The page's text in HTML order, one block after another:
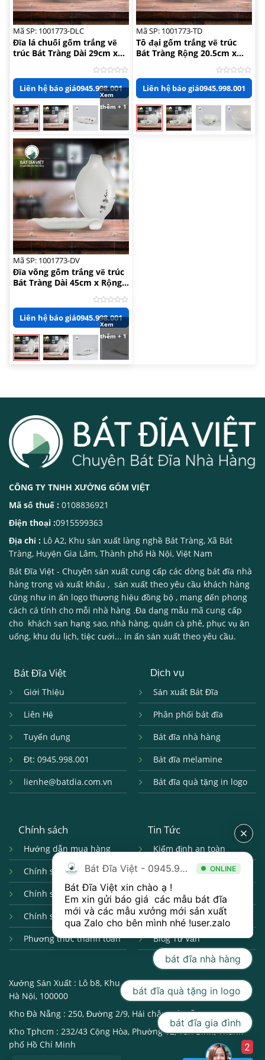
Mã SP: 1001773-DLC
Đĩa lá chuối gốm trắng vẽ
trúc Bát Tràng Dài 29cm x
xếp
hạng
Liên hệ báo giá0945.998.001
Xem
thêm + 1
Mã SP: 1001773-TD
Tô đại gốm trắng vẽ trúc
Bát Tràng Rộng 20.5cm x
xếp
Liên hệ báo giá0945.998.001
Mã SP: 1001773-DV
Đĩa võng gốm trắng vẽ trúc
Bát Tràng Dài 45cm x Rộng
xếp
hạng
5
Liên hệ báo giá0945.998.001
Xem
thêm + 1
CÔNG TY TNHH XƯỞNG GỐM VIỆT
Mã số thuế : 0108836921
Điện thoại :0915599363
Địa chỉ : Lô A2, Khu sản xuất làng nghề Bát Tràng, Xã Bát
Tràng, Huyện Gia Lâm, Thành phố Hà Nội, Việt Nam
Bát Đĩa Việt - Chuyên sản xuất cung cấp các dòng bát đĩa nhà
hàng trong và xuất khẩu , sản xuất theo yêu cầu khách hàng
cũng như in ấn logo thương hiệu đồng bộ , mang đến phong
cách cá tính cho mỗi nhà hàng .Đa dạng mẫu mã cung cấp
cho khách sạn hạng sao, nhà hàng, quán cà phê, phục vụ ăn
uống, khu du lịch, tiệc cưới... in ấn sản xuất theo yêu cầu.
Bát Đĩa Việt
Giới Thiệu
Liên Hệ
Tuyển dụng
Đt: 0945.998.001
lienhe@batdia.com.vn
Dịch vụ
Sản xuất Bát Đĩa
Phân phối bát đĩa
Bát đĩa nhà hàng
Bát đĩa melamine
Bát đĩa quà tặng in logo
Chính sách
Hướng dẫn mua hàng
Chính sách giao nhận
Chính sách đổi trả
Chính sách bảo mật
Phương thức thanh toán
Tin Tức
Kiểm định an toàn
Câu hỏi thường gặp
Hợp tác bán hàng
Catalogue Bát Đĩa
Blog Tư Vấn
Xưởng Sản Xuất : Lô b8, Khu công nghiệp, Bát Tràng, Gia Lâm,
Hà Nội, 100000
Kho Đà Nẵng : 250, Đường 2/9, Hải châu, Đà Nẵng, 550000
Kho Tphcm : 232/43 Cộng Hòa, Phường 12, Tân Bình, Thành
phố Hồ Chí Minh
Bát Đĩa Việt - 0945.998.001 ONLINE
Bát Đĩa Việt xin chào ạ !
Em xin gửi báo giá  các mẫu bát đĩa
mới và các mẫu xưởng mới sản xuất
qua Zalo cho bên mình nhé !user.zalo
bát đĩa nhà hàng
bát đĩa quà tặng in logo
bát đĩa gia đình
2